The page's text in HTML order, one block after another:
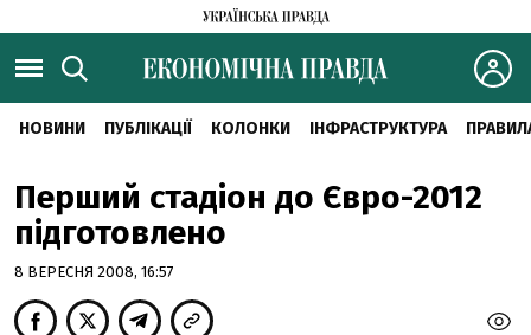
НОВИНИ ПУБЛІКАЦІЇ КОЛОНКИ ІНФРАСТРУКТУРА
Перший стадіон до Євро-2012
підготовлено
8 ВЕРЕСНЯ 2008, 16:57